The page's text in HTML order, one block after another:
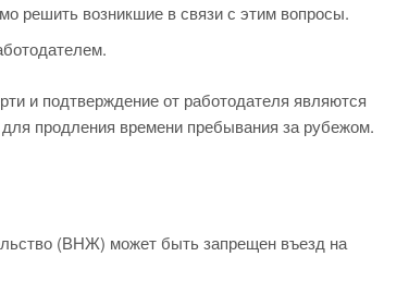
решить возникшие в связи с этим вопросы.
и подтверждение от работодателя являются
продления времени пребывания за рубежом.
(ВНЖ) может быть запрещен въезд на